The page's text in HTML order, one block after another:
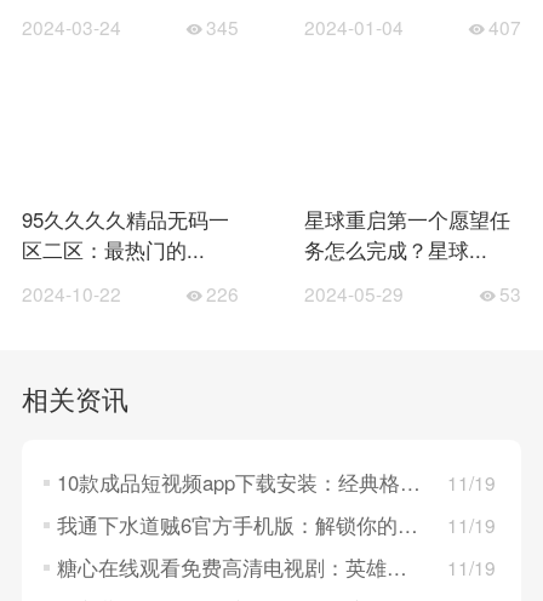
2024-03-24 345 2024-01-04 407
95久久久久精品无码一
区二区：最热门的...
2024-10-22 226
星球重启第一个愿望任
务怎么完成？星球...
2024-05-29 53
相关资讯
10款成品短视频app下载安装：经典格子闯关，探索每一步的无限可能！ 11/19
我通下水道贼6官方手机版：解锁你的管道工技能，体验修马桶的乐趣！ 11/19
糖心在线观看免费高清电视剧：英雄招募与组合，打造个性化战斗队伍！ 11/19